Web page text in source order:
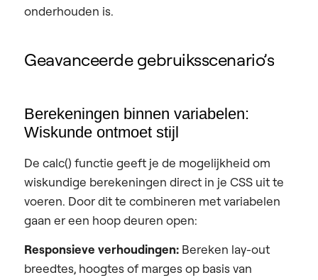
onderhouden is.
Geavanceerde gebruiksscenario’s
Berekeningen binnen variabelen:
Wiskunde ontmoet stijl
De calc() functie geeft je de mogelijkheid om
wiskundige berekeningen direct in je CSS uit te
voeren. Door dit te combineren met variabelen
gaan er een hoop deuren open:
Responsieve verhoudingen: Bereken lay-out
breedtes, hoogtes of marges op basis van